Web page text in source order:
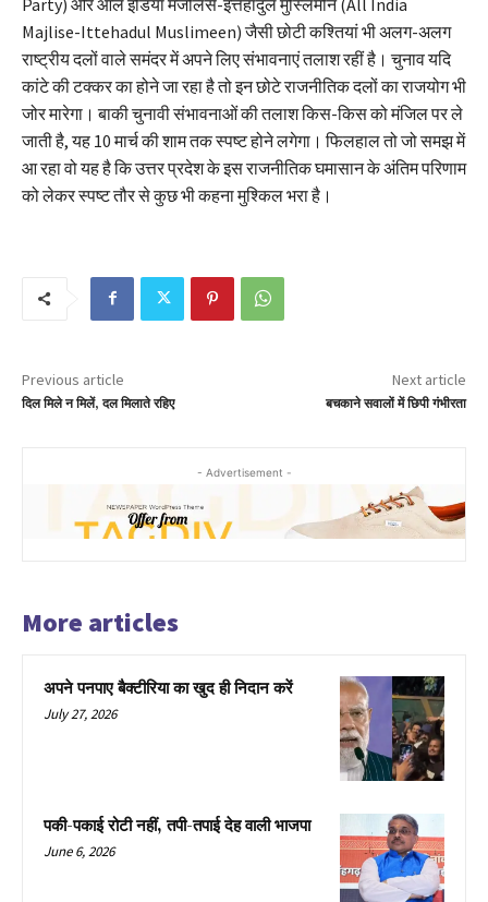
Majlise-Ittehadul Muslimeen) जैसी छोटी कश्तियां भी अलग-अलग
राष्ट्रीय दलों वाले समंदर में अपने लिए संभावनाएं तलाश रहीं है। चुनाव यदि
कांटे की टक्कर का होने जा रहा है तो इन छोटे राजनीतिक दलों का राजयोग भी
जोर मारेगा। बाकी चुनावी संभावनाओं की तलाश किस-किस को मंजिल पर ले
जाती है, यह 10 मार्च की शाम तक स्पष्ट होने लगेगा। फिलहाल तो जो समझ में
आ रहा वो यह है कि उत्तर प्रदेश के इस राजनीतिक घमासान के अंतिम परिणाम
को लेकर स्पष्ट तौर से कुछ भी कहना मुश्किल भरा है।
Previous article
दिल मिले न मिलें, दल मिलाते रहिए
Next article
बचकाने सवालों में छिपी गंभीरता
- Advertisement -
More articles
अपने पनपाए बैक्टीरिया का खुद ही निदान करें
July 27, 2026
पकी-पकाई रोटी नहीं, तपी-तपाई देह वाली भाजपा
June 6, 2026